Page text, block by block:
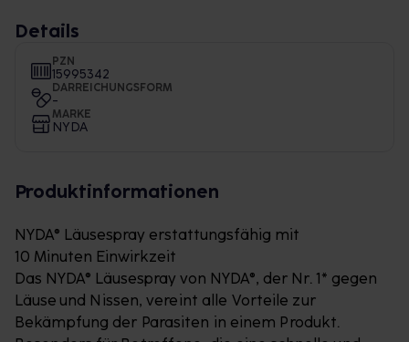
Details
PZN
15995342
DARREICHUNGSFORM
-
MARKE
NYDA
Produktinformationen
NYDA® Läusespray erstattungsfähig mit
10 Minuten Einwirkzeit
Das NYDA® Läusespray von NYDA®, der Nr. 1* gegen
Läuse und Nissen, vereint alle Vorteile zur
Bekämpfung der Parasiten in einem Produkt.